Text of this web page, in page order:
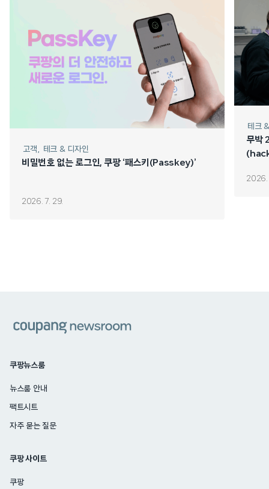
고객 테크 & 디자인
비밀번호 없는 로그인, 쿠팡 ‘패스키(Passkey)’
2026. 7. 29.
테크
무박
2026.
쿠팡뉴스룸
뉴스룸 안내
팩트시트
자주 묻는 질문
쿠팡 사이트
쿠팡